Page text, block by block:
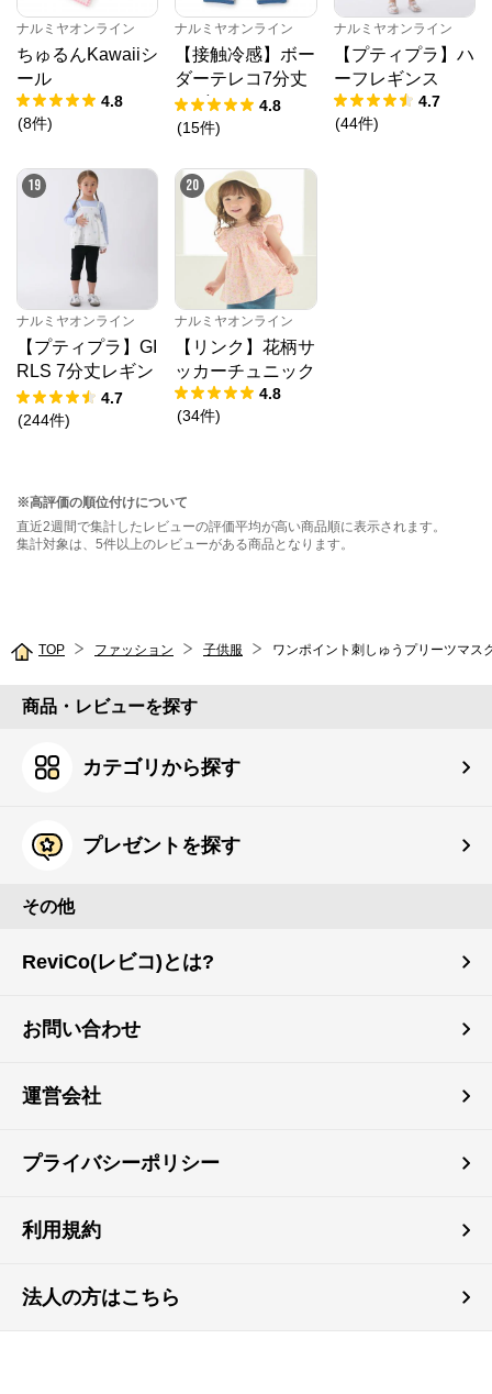
ナルミヤオンライン
ちゅるんKawaiiシ
ール
4.8
(8件)
ナルミヤオンライン
【接触冷感】ボー
ダーテレコ7分丈
レギンス
4.8
(15件)
ナルミヤオンライン
【プティプラ】ハ
ーフレギンス
4.7
(44件)
19
ナルミヤオンライン
【プティプラ】GI
RLS 7分丈レギン
ス
4.7
(244件)
20
ナルミヤオンライン
【リンク】花柄サ
ッカーチュニック
4.8
(34件)
※高評価の順位付けについて
直近2週間で集計したレビューの評価平均が高い商品順に表示されます。
集計対象は、5件以上のレビューがある商品となります。
TOP ファッション 子供服 ワンポイント刺しゅうプリーツマス
商品・レビューを探す
カテゴリから探す
プレゼントを探す
その他
ReviCo(レビコ)とは?
お問い合わせ
運営会社
プライバシーポリシー
利用規約
法人の方はこちら